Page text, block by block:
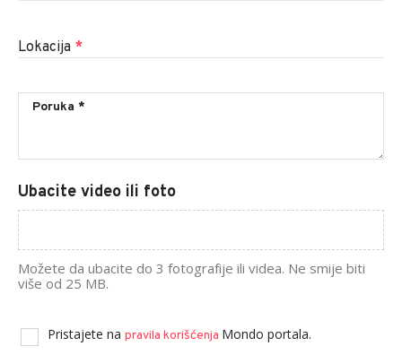
Lokacija *
Ubacite video ili foto
Možete da ubacite do 3 fotografije ili videa. Ne smije biti
više od 25 MB.
Pristajete na pravila korišćenja Mondo portala.